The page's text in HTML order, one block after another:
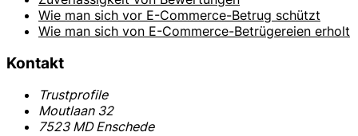
Wie man sich vor E-Commerce-Betrug schützt
Wie man sich von E-Commerce-Betrügereien erholt
Kontakt
Trustprofile
Moutlaan 32
7523 MD Enschede